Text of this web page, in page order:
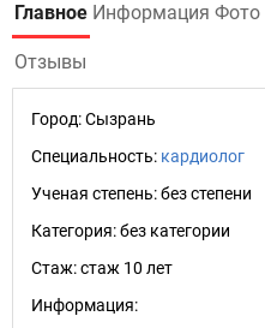
Главное Информация Фото
Отзывы
Город:Сызрань
Специальность: кардиолог
Ученая степень:без степени
Категория:без категории
Стаж:стаж 10 лет
Информация: